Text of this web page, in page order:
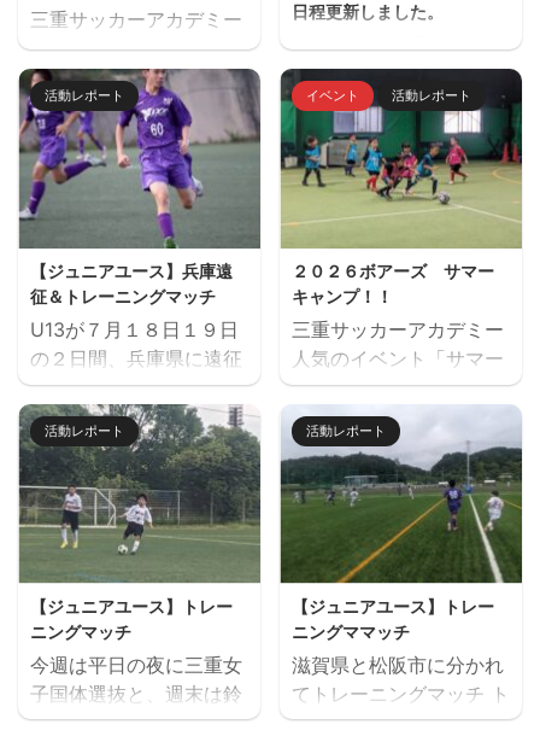
三重サッカーアカデミー
ジュニアユース（中学生
のチーム）の２０２７年
度の新入団選手対象の体
験練習会を開催します。
ご興味のある方はぜひご
参加ください。体験練習
会を通して進路の選択肢
の一つとしてご検討いた
だければと思います。体
験会のお申込みはページ
下にある申込フォームか
らお願いいたします。 三
ュニアユースでは、選手
の育成を第一とし、次の
年代でさらなる飛躍がで
きるよう活動していま
す。 中学生年代で獲得す
べき技術や戦術の徹底・
個々がもつストロングポ
イント（長所）を磨く・
そしてサッカーを楽しむ
...
日程更新しました。
夏休み期間、屋内フット
サル場「フットサーカス
鈴鹿」でミニサッカー中
心のストリートサッカー
的サッカースクールを開
催します。毎回参加、１
回だけの参加OKと気軽
に参加できます。※参加
にはお申込みが必要で
す。下のフォームからお
申込みください。キャン
セル等ないようご予定を
ご確認の上お申し込みく
ださい。 ウォーミングア
ップを兼ねた基礎技術練
習の後、たくさんミニサ
ッカーの試合を実施。そ
して毎日ベストプレヤー
を選出！！ 協賛：
Mreform 時間割： 小学
１ー３年生 １６：３０－
１７：２０ 定員１２名程
度 最少催行人数６ ...
活動レポート
【ジュニアユース】兵庫遠
征＆トレーニングマッチ
U13が７月１８日１９日
の２日間、兵庫県に遠征
しました。 U14とU15
は、鈴鹿市と奈良県でト
レーニングマッチを行い
ました。 兵庫遠征 三重
サッカーアカデミー 対
FC VAIZE・高槻ジー
グ・CAOS（大阪）・ハ
ジャス（岡山）・FCファ
ルトラーダ（広島）・
MIOびわこ滋賀・レイジ
ェンド滋賀
https://miesocceracade
イベント 活動レポート
２０２６ボアーズ サマー
キャンプ！！
三重サッカーアカデミー
人気のイベント「サマー
キャンプ」を７月２６日
（日）に開催します。 楽
しいゲームから本格的な
サッカーの練習、サッカ
ー大会と盛りだくさんの
内容で、この夏最高の思
い出になること間違いな
し！！ たくさんのご参加
お待ちしております。
【日時】７月２６日
（日）９：００（８：４
５開場）－１７：００
活動レポート
【ジュニアユース】トレー
ニングマッチ
今週は平日の夜に三重女
子国体選抜と、週末は鈴
鹿市と津市に分かれてト
活動レポート
【ジュニアユース】トレー
ニングママッチ
滋賀県と松阪市に分かれ
てトレーニングマッチ ト
レーニングマッチ 三重サ